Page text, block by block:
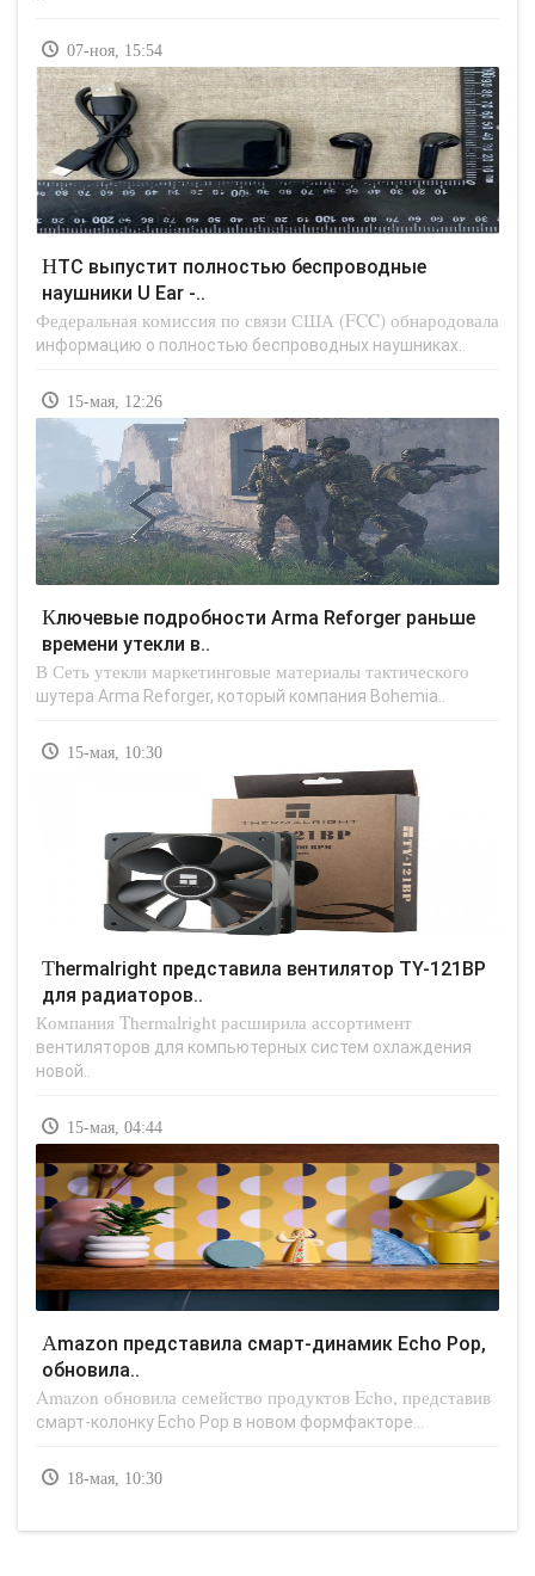
07-ноя, 15:54
HTC выпустит полностью беспроводные
наушники U Ear -..
Федеральная комиссия по связи США (FCC) обнародовала
информацию о полностью беспроводных наушниках..
15-мая, 12:26
Ключевые подробности Arma Reforger раньше
времени утекли в..
В Сеть утекли маркетинговые материалы тактического
шутера Arma Reforger, который компания Bohemia..
15-мая, 10:30
Thermalright представила вентилятор TY-121BP
для радиаторов..
Компания Thermalright расширила ассортимент
вентиляторов для компьютерных систем охлаждения
новой..
15-мая, 04:44
Amazon представила смарт-динамик Echo Pop,
обновила..
Amazon обновила семейство продуктов Echo, представив
смарт-колонку Echo Pop в новом формфакторе...
18-мая, 10:30